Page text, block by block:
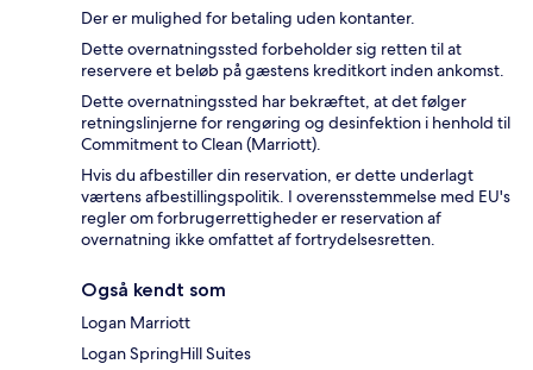
Der er mulighed for betaling uden kontanter.
Dette overnatningssted forbeholder sig retten til at
reservere et beløb på gæstens kreditkort inden ankomst.
Dette overnatningssted har bekræftet, at det følger
retningslinjerne for rengøring og desinfektion i henhold til
Commitment to Clean (Marriott).
Hvis du afbestiller din reservation, er dette underlagt
værtens afbestillingspolitik. I overensstemmelse med EU's
regler om forbrugerrettigheder er reservation af
overnatning ikke omfattet af fortrydelsesretten.
Også kendt som
Logan Marriott
Logan SpringHill Suites